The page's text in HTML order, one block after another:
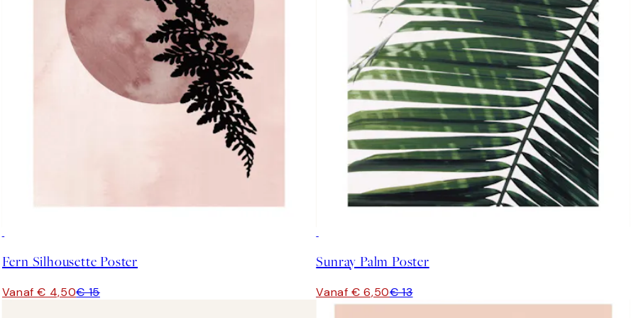
Fern Silhousette Poster
Vanaf € 4,50€ 15
Sunray Palm Poster
Vanaf € 6,50€ 13